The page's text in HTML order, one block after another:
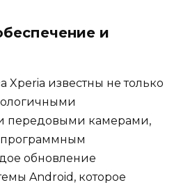
и
Xperia известны не только
передовыми камерами,
обновление
Android, которое